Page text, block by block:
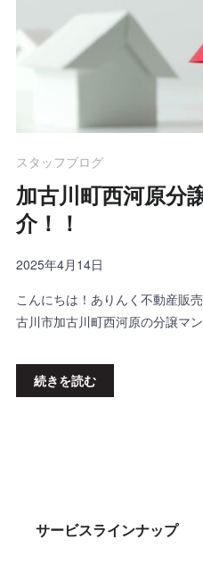
スタッフブログ
加古川町西河原分
介！！
2025年4月14日
こんにちは！ありんく不動産販
古川市加古川町西河原の分譲マ
続きを読む
サービスラインナップ